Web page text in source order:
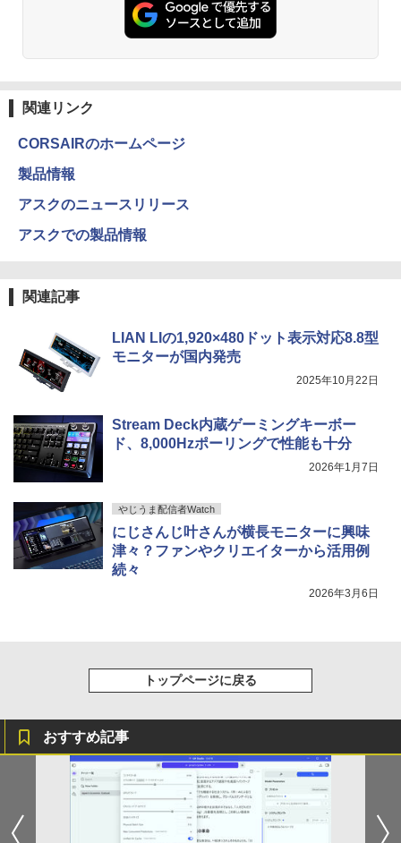
関連リンク
CORSAIRのホームページ
製品情報
アスクのニュースリリース
アスクでの製品情報
関連記事
LIAN LIの1,920×480ドット表示対応8.8型
モニターが国内発売
2025年10月22日
Stream Deck内蔵ゲーミングキーボー
ド、8,000Hzポーリングで性能も十分
2026年1月7日
やじうま配信者Watch
にじさんじ叶さんが横長モニターに興味
津々？ファンやクリエイターから活用例
続々
2026年3月6日
トップページに戻る
おすすめ記事